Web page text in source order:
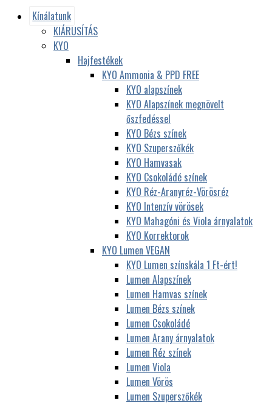
Kínálatunk
KIÁRUSÍTÁS
KYO
Hajfestékek
KYO Ammonia & PPD FREE
KYO alapszínek
KYO Alapszínek megnövelt
őszfedéssel
KYO Bézs színek
KYO Szuperszőkék
KYO Hamvasak
KYO Csokoládé színek
KYO Réz-Aranyréz-Vörösréz
KYO Intenzív vörösek
KYO Mahagóni és Viola árnyalatok
KYO Korrektorok
KYO Lumen VEGAN
KYO Lumen színskála 1 Ft-ért!
Lumen Alapszínek
Lumen Hamvas színek
Lumen Bézs színek
Lumen Csokoládé
Lumen Arany árnyalatok
Lumen Réz színek
Lumen Viola
Lumen Vörös
Lumen Szuperszőkék